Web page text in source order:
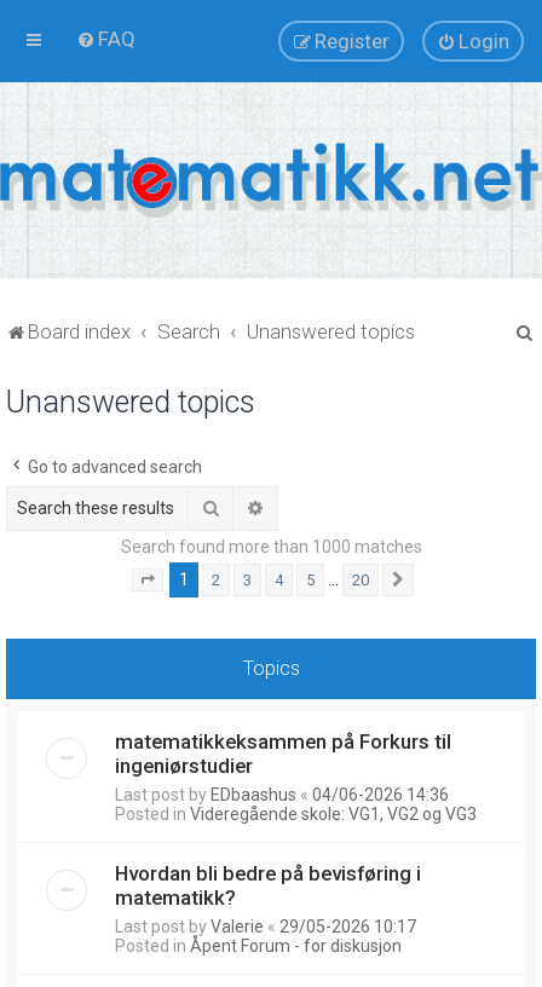
FAQ Login
Register
Board index Search Unanswered topics
Unanswered topics
Go to advanced search
Search
Search found more than 1000 matches
Page of 20
1 2 3 4 5 20
Topics
matematikkeksammen på Forkurs til
ingeniørstudier
Last post by EDbaashus « 04/06-2026 14:36
Posted in Videregående skole: VG1, VG2 og VG3
Hvordan bli bedre på bevisføring i
matematikk?
Last post byValerie « 29/05-2026 10:17
Posted in Åpent Forum - for diskusjon